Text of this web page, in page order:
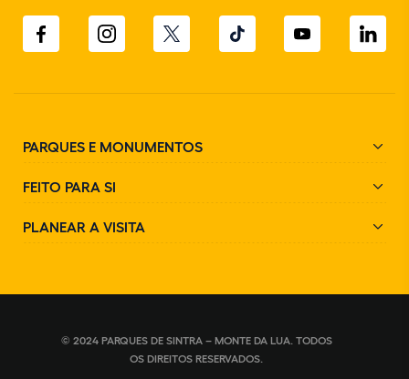
PARQUES E MONUMENTOS
FEITO PARA SI
PLANEAR A VISITA
© 2024 PARQUES DE SINTRA – MONTE DA LUA. TODOS
OS DIREITOS RESERVADOS.